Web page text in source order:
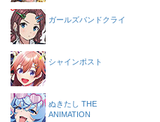
ガールズバンドクライ
シャインポスト
ぬきたし THE
ANIMATION